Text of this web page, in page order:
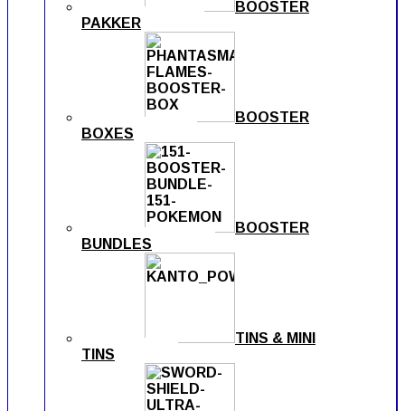
BOOSTER
PAKKER
BOOSTER
BOXES
BOOSTER
BUNDLES
TINS & MINI
TINS